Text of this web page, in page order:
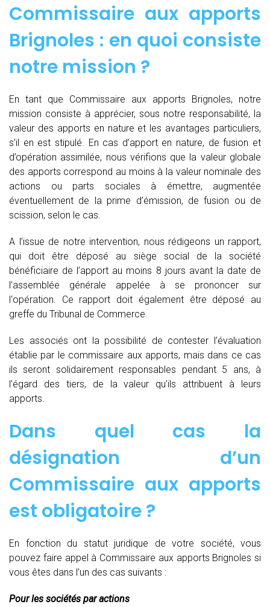
Commissaire aux apports
Brignoles : en quoi consiste
notre mission ?
En tant que Commissaire aux apports Brignoles, notre
mission consiste à apprécier, sous notre responsabilité, la
valeur des apports en nature et les avantages particuliers,
s’il en est stipulé. En cas d’apport en nature, de fusion et
d’opération assimilée, nous vérifions que la valeur globale
des apports correspond au moins à la valeur nominale des
actions ou parts sociales à émettre, augmentée
éventuellement de la prime d’émission, de fusion ou de
scission, selon le cas.
A l’issue de notre intervention, nous rédigeons un rapport,
qui doit être déposé au siège social de la société
bénéficiaire de l’apport au moins 8 jours avant la date de
l’assemblée générale appelée à se prononcer sur
l‘opération. Ce rapport doit également être déposé au
greffe du Tribunal de Commerce.
Les associés ont la possibilité de contester l’évaluation
établie par le commissaire aux apports, mais dans ce cas
ils seront solidairement responsables pendant 5 ans, à
l’égard des tiers, de la valeur qu’ils attribuent à leurs
apports.
Dans quel cas la
désignation d’un
Commissaire aux apports
est obligatoire ?
En fonction du statut juridique de votre société, vous
pouvez faire appel à Commissaire aux apports Brignoles si
vous êtes dans l’un des cas suivants :
Pour les sociétés par actions